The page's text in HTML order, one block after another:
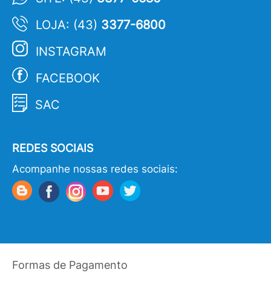
LOJA: (43) 3377-6800
INSTAGRAM
FACEBOOK
SAC
REDES SOCIAIS
Acompanhe nossas redes sociais:
Formas de Pagamento